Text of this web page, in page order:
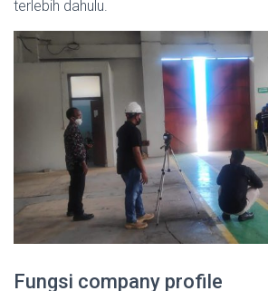
terlebih dahulu.
Fungsi company profile